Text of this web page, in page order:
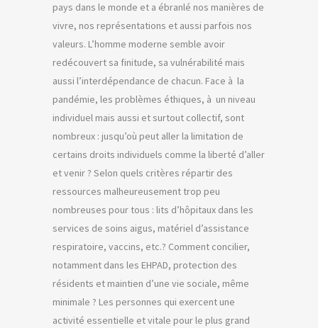
pays dans le monde et a ébranlé nos manières de
vivre, nos représentations et aussi parfois nos
valeurs. L’homme moderne semble avoir
redécouvert sa finitude, sa vulnérabilité mais
aussi l’interdépendance de chacun. Face à la
pandémie, les problèmes éthiques, à un niveau
individuel mais aussi et surtout collectif, sont
nombreux : jusqu’où peut aller la limitation de
certains droits individuels comme la liberté d’aller
et venir ? Selon quels critères répartir des
ressources malheureusement trop peu
nombreuses pour tous : lits d’hôpitaux dans les
services de soins aigus, matériel d’assistance
respiratoire, vaccins, etc.? Comment concilier,
notamment dans les EHPAD, protection des
résidents et maintien d’une vie sociale, même
minimale ? Les personnes qui exercent une
activité essentielle et vitale pour le plus grand